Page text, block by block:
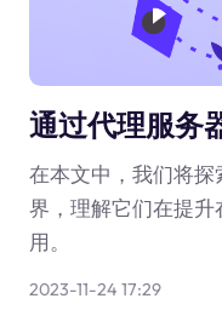
通过代理服务
在本文中，我们将
界，理解它们在提
用。
2023-11-24 17:29